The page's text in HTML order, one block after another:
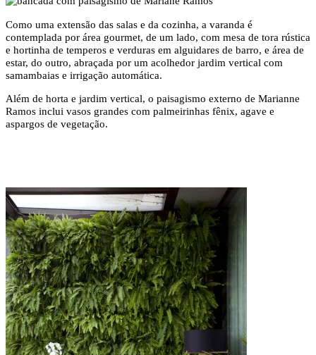
Como uma extensão das salas e da cozinha, a varanda é
contemplada por área gourmet, de um lado, com mesa de tora rústica
e hortinha de temperos e verduras em alguidares de barro, e área de
estar, do outro, abraçada por um acolhedor jardim vertical com
samambaias e irrigação automática.
Além de horta e jardim vertical, o paisagismo externo de Marianne
Ramos inclui vasos grandes com palmeirinhas fênix, agave e
aspargos de vegetação.